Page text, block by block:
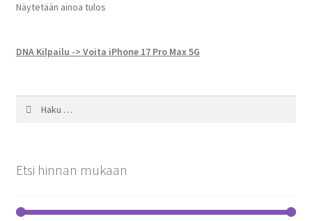
Näytetään ainoa tulos
DNA Kilpailu -> Voita iPhone 17 Pro Max 5G
Etsi hinnan mukaan